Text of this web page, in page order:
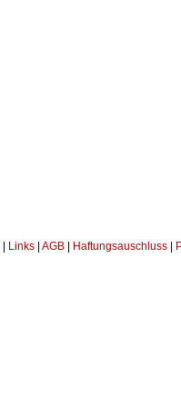
Links AGB Haftungsauschluss